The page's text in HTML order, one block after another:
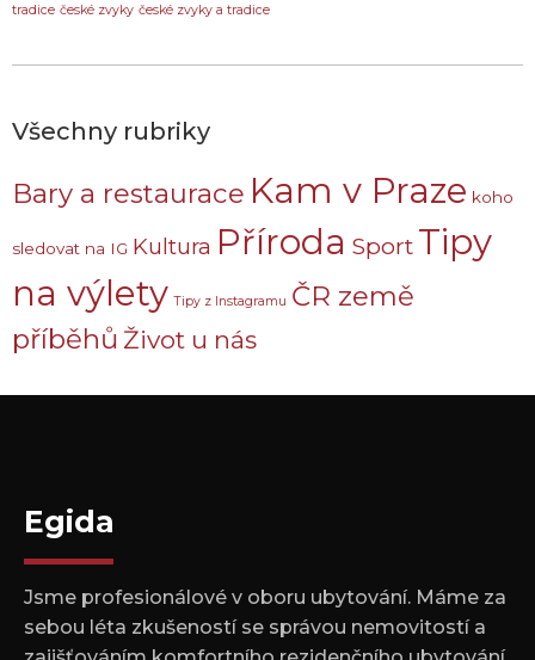
tradice české zvyky české zvyky a tradice
Všechny rubriky
Bary a restaurace Kam v Praze koho
sledovat na IG Kultura Příroda Sport Tipy
na výlety Tipy z Instagramu ČR země
příběhů Život u nás
Egida
Jsme profesionálové v oboru ubytování. Máme za
sebou léta zkušeností se správou nemovitostí a